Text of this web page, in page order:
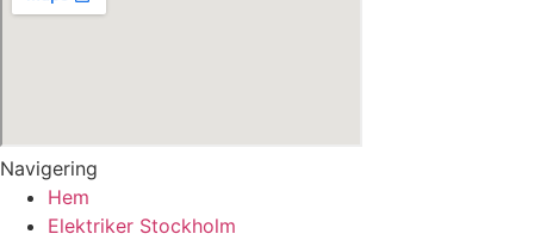
Navigering
Hem
Elektriker Stockholm